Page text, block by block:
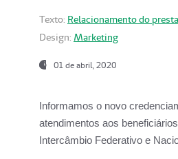
Texto: Relacionamento do
Design: Marketing
01 de abril, 2020
Informamos o novo
atendimentos aos
Intercâmbio Federativo e